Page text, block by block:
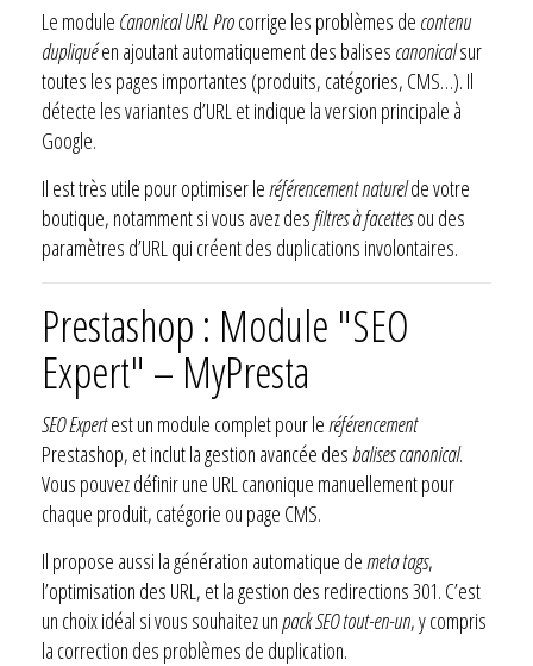
Le module Canonical URL Procorrige les problèmes de contenu
dupliquéen ajoutant automatiquement des balises canonicalsur
toutes les pages importantes (produits, catégories, CMS…). Il
détecte les variantes d’URL et indique la version principale à
Google.
Il est très utile pour optimiser le référencement naturelde votre
boutique, notamment si vous avez desfiltres à facettesou des
paramètres d’URL qui créent des duplications involontaires.
Prestashop : Module "SEO
Expert" – MyPresta
SEO Expertest un module complet pour le référencement
Prestashop, et inclut la gestion avancée des balises canonical.
Vous pouvez définir une URL canonique manuellement pour
chaque produit, catégorie ou page CMS.
Il propose aussi la génération automatique de meta tags,
l’optimisation des URL, et la gestion des redirections 301. C’est
un choix idéal si vous souhaitez unpack SEO tout-en-un, y compris
la correction des problèmes de duplication.